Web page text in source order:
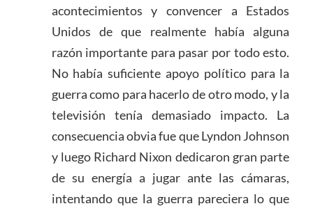
acontecimientos y convencer a Estados
Unidos de que realmente había alguna
razón importante para pasar por todo esto.
No había suficiente apoyo político para la
guerra como para hacerlo de otro modo, y la
televisión tenía demasiado impacto. La
consecuencia obvia fue que Lyndon Johnson
y luego Richard Nixon dedicaron gran parte
de su energía a jugar ante las cámaras,
intentando que la guerra pareciera lo que